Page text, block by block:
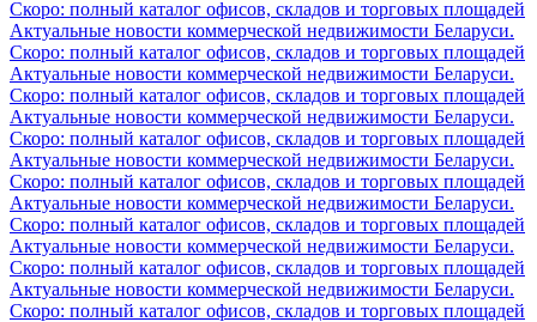
Скоро: полный каталог офисов, складов и торговых площадей
Актуальные новости коммерческой недвижимости Беларуси.
Скоро: полный каталог офисов, складов и торговых площадей
Актуальные новости коммерческой недвижимости Беларуси.
Скоро: полный каталог офисов, складов и торговых площадей
Актуальные новости коммерческой недвижимости Беларуси.
Скоро: полный каталог офисов, складов и торговых площадей
Актуальные новости коммерческой недвижимости Беларуси.
Скоро: полный каталог офисов, складов и торговых площадей
Актуальные новости коммерческой недвижимости Беларуси.
Скоро: полный каталог офисов, складов и торговых площадей
Актуальные новости коммерческой недвижимости Беларуси.
Скоро: полный каталог офисов, складов и торговых площадей
Актуальные новости коммерческой недвижимости Беларуси.
Скоро: полный каталог офисов, складов и торговых площадей